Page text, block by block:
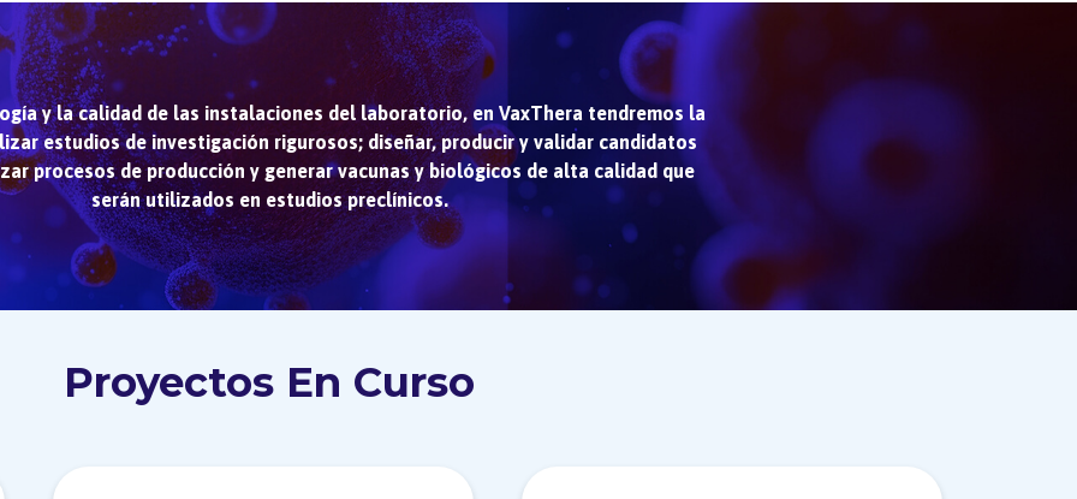
y la calidad de las instalaciones del laboratorio, en VaxThera tendremos la
estudios de investigación rigurosos; diseñar, producir y validar candidatos
procesos de producción y generar vacunas y biológicos de alta calidad que
serán utilizados en estudios preclínicos.
Proyectos En Curso